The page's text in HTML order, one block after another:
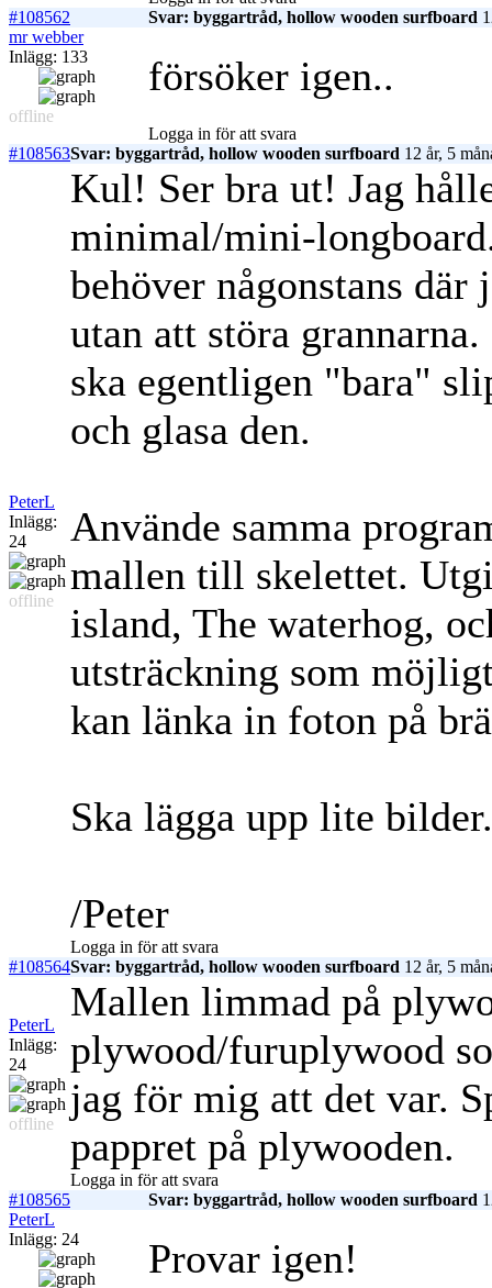
#108562
Svar: byggartråd, hollow wooden surfboard
mr webber
Inlägg: 133
offline
försöker igen..
Logga in för att svara
#108563Svar: byggartråd, hollow wooden surfboard 12 år, 5
PeterL
Inlägg:
24
offline
Kul! Ser bra ut! Jag
minimal/mini-
behöver någonstans
utan att störa grannarna.
ska egentligen "bara"
och glasa den.
Använde samma
mallen till skelettet.
island, The waterhog,
utsträckning som
kan länka in foton på
Ska lägga upp lite
/Peter
Logga in för att svara
#108564Svar: byggartråd, hollow wooden surfboard 12 år, 5
PeterL
Inlägg:
24
offline
Mallen limmad på
plywood/furuplywood
jag för mig att det var.
pappret på plywooden.
Logga in för att svara
#108565
Svar: byggartråd, hollow wooden surfboard
PeterL
Inlägg: 24
Provar igen!